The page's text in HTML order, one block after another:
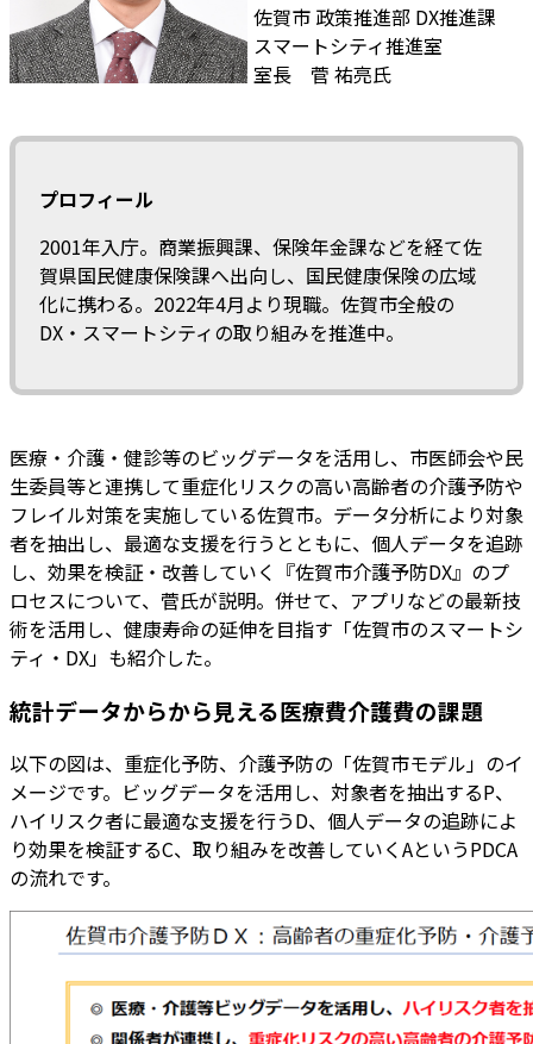
佐賀市 政策推進部 DX推進課
スマートシティ推進室
室長 菅 祐亮氏
プロフィール
2001年入庁。商業振興課、保険年金課などを経て佐
賀県国民健康保険課へ出向し、国民健康保険の広域
化に携わる。2022年4月より現職。佐賀市全般の
DX・スマートシティの取り組みを推進中。
医療・介護・健診等のビッグデータを活用し、市医師会や民
生委員等と連携して重症化リスクの高い高齢者の介護予防や
フレイル対策を実施している佐賀市。データ分析により対象
者を抽出し、最適な支援を行うとともに、個人データを追跡
し、効果を検証・改善していく『佐賀市介護予防DX』のプ
ロセスについて、菅氏が説明。併せて、アプリなどの最新技
術を活用し、健康寿命の延伸を目指す「佐賀市のスマートシ
ティ・DX」も紹介した。
統計データからから見える医療費介護費の課題
以下の図は、重症化予防、介護予防の「佐賀市モデル」のイ
メージです。ビッグデータを活用し、対象者を抽出するP、
ハイリスク者に最適な支援を行うD、個人データの追跡によ
り効果を検証するC、取り組みを改善していくAというPDCA
の流れです。